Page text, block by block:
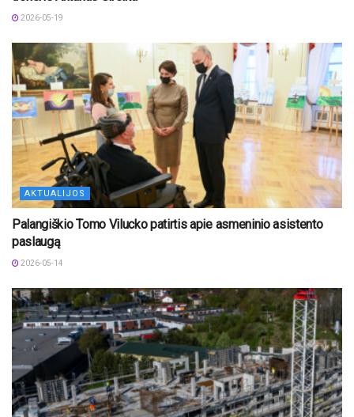
2026-05-19
AKTUALIJOS
Palangiškio Tomo Vilucko patirtis apie asmeninio asistento
paslaugą
2026-05-14